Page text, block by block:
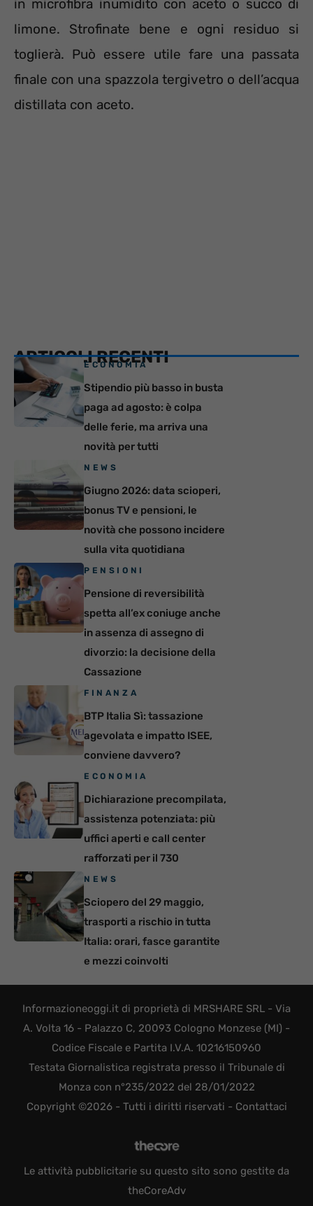
in microfibra inumidito con aceto o succo di
limone. Strofinate bene e ogni residuo si
toglierà. Può essere utile fare una passata
finale con una spazzola tergivetro o dell’acqua
distillata con aceto.
ARTICOLI RECENTI
ECONOMIA
Stipendio più basso in busta
paga ad agosto: è colpa
delle ferie, ma arriva una
novità per tutti
NEWS
Giugno 2026: data scioperi,
bonus TV e pensioni, le
novità che possono incidere
sulla vita quotidiana
PENSIONI
Pensione di reversibilità
spetta all’ex coniuge anche
in assenza di assegno di
divorzio: la decisione della
Cassazione
FINANZA
BTP Italia Sì: tassazione
agevolata e impatto ISEE,
conviene davvero?
ECONOMIA
Dichiarazione precompilata,
assistenza potenziata: più
uffici aperti e call center
rafforzati per il 730
NEWS
Sciopero del 29 maggio,
trasporti a rischio in tutta
Italia: orari, fasce garantite
e mezzi coinvolti
Informazioneoggi.it di proprietà di MRSHARE SRL - Via
A. Volta 16 - Palazzo C, 20093 Cologno Monzese (MI) -
Codice Fiscale e Partita I.V.A. 10216150960
Testata Giornalistica registrata presso il Tribunale di
Monza con n°235/2022 del 28/01/2022
Copyright ©2026 - Tutti i diritti riservati - Contattaci
Le attività pubblicitarie su questo sito sono gestite da
theCoreAdv